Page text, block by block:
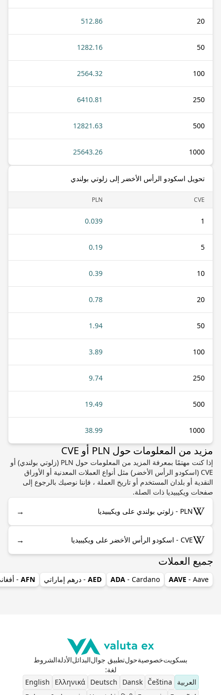
20
512.86
50
1282.16
100
2564.32
250
6410.81
500
12821.63
1000
25643.26
تحويل اسكودو الرأس الأخضر إلى زلوتي بولندي
CVE
PLN
1
0.039
5
0.19
10
0.39
20
0.78
50
1.94
100
3.89
250
9.74
500
19.49
1000
38.99
مزيد من المعلومات حول PLN أو CVE
إذا كنت مهتمًا بمعرفة المزيد من المعلومات حول PLN (زلوتي بولندي) أو
CVE (اسكودو الرأس الأخضر) مثل أنواع العملات المعدنية أو الأوراق
النقدية أو بلدان المستخدم أو تاريخ العملة ، فإننا نوصيك بالرجوع إلى
صفحات ويكيبيديا ذات الصلة.
PLN - زلوتي بولندي على ويكيبيديا →
CVE - اسكودو الرأس الأخضر على ويكيبيديا →
جميع العملات
AAVE - Aave
ADA - Cardano
AED - درهم إماراتي AFN
-
بسكويتخصوصيةحولتطبيق جوالالبدائلالأدلةالشروط
لغة:
العربية
Čeština
Dansk
Deutsch
Ελληνικά
English